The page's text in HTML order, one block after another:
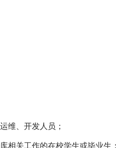
维、开发人员；
相关工作的在校学生或毕业生；